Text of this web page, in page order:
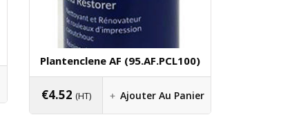
Plantenclene AF (95.AF.PCL100)
€4.52 (HT) Ajouter Au Panier